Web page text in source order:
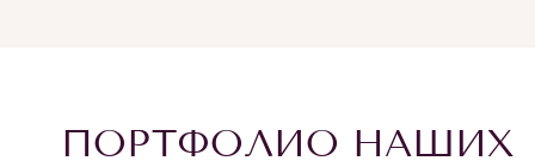
ПОРТФОЛИО НАШИХ